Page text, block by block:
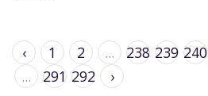
‹ 1 2 ... 238 239 240
...
291 292 ›